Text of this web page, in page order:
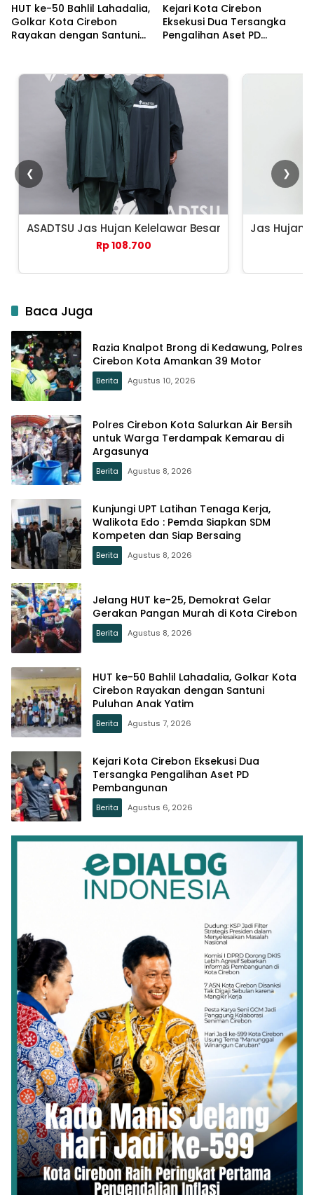
HUT ke-50 Bahlil Lahadalia,
Golkar Kota Cirebon
Rayakan dengan Santuni
Kejari Kota Cirebon
Eksekusi Dua Tersangka
Pengalihan Aset PD
❮
ASADTSU Jas Hujan Kelelawar Besar
Rp 108.700
Jas Hujan
❯
Baca Juga
Razia Knalpot Brong di Kedawung, Polres
Cirebon Kota Amankan 39 Motor
Berita Agustus 10, 2026
Polres Cirebon Kota Salurkan Air Bersih
untuk Warga Terdampak Kemarau di
Argasunya
Berita Agustus 8, 2026
Kunjungi UPT Latihan Tenaga Kerja,
Walikota Edo : Pemda Siapkan SDM
Kompeten dan Siap Bersaing
Berita Agustus 8, 2026
Jelang HUT ke-25, Demokrat Gelar
Gerakan Pangan Murah di Kota Cirebon
Berita Agustus 8, 2026
HUT ke-50 Bahlil Lahadalia, Golkar Kota
Cirebon Rayakan dengan Santuni
Puluhan Anak Yatim
Berita Agustus 7, 2026
Kejari Kota Cirebon Eksekusi Dua
Tersangka Pengalihan Aset PD
Pembangunan
Berita Agustus 6, 2026